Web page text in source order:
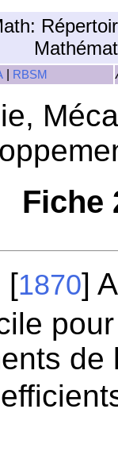
RBSM
Fiche
[1870]